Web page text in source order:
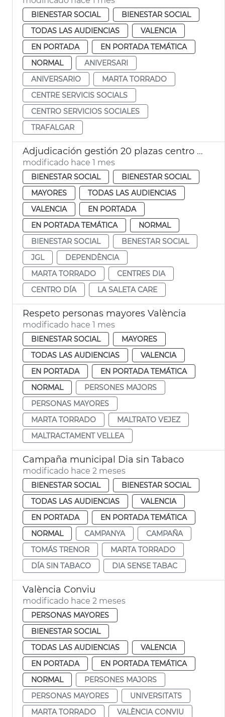
BIENESTAR SOCIAL
BIENESTAR SOCIAL
TODAS LAS AUDIENCIAS
VALENCIA
EN PORTADA
EN PORTADA TEMÁTICA
NORMAL
ANIVERSARI
ANIVERSARIO
MARTA TORRADO
CENTRE SERVICIS SOCIALS
CENTRO SERVICIOS SOCIALES
TRAFALGAR
Adjudicación gestión 20 plazas centro día privados València
modificado hace 1 mes
BIENESTAR SOCIAL
BIENESTAR SOCIAL
MAYORES
TODAS LAS AUDIENCIAS
VALENCIA
EN PORTADA
EN PORTADA TEMÁTICA
NORMAL
BIENESTAR SOCIAL
BENESTAR SOCIAL
JGL
DEPENDÈNCIA
MARTA TORRADO
CENTRES DIA
CENTRO DÍA
LA SALETA CARE
Respeto personas mayores València
modificado hace 1 mes
BIENESTAR SOCIAL
MAYORES
TODAS LAS AUDIENCIAS
VALENCIA
EN PORTADA
EN PORTADA TEMÁTICA
NORMAL
PERSONES MAJORS
PERSONAS MAYORES
MARTA TORRADO
MALTRATO VEJEZ
MALTRACTAMENT VELLEA
Campaña municipal Dia sin Tabaco
modificado hace 2 meses
BIENESTAR SOCIAL
BIENESTAR SOCIAL
TODAS LAS AUDIENCIAS
VALENCIA
EN PORTADA
EN PORTADA TEMÁTICA
NORMAL
CAMPANYA
CAMPAÑA
TOMÁS TRENOR
MARTA TORRADO
DÍA SIN TABACO
DIA SENSE TABAC
València Conviu
modificado hace 2 meses
PERSONAS MAYORES
BIENESTAR SOCIAL
TODAS LAS AUDIENCIAS
VALENCIA
EN PORTADA
EN PORTADA TEMÁTICA
NORMAL
PERSONES MAJORS
PERSONAS MAYORES
UNIVERSITATS
MARTA TORRADO
VALÈNCIA CONVIU